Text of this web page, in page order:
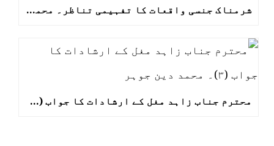
شرمناک جنسی واقعات کا تفہیمی تناظر۔ محمد دین جوہر
محترم جناب زاہد مغل کے ارشادات کا جواب (۳)۔ محمد دین جوہر